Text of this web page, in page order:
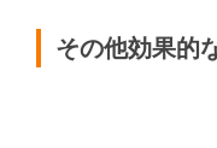
その他効果的